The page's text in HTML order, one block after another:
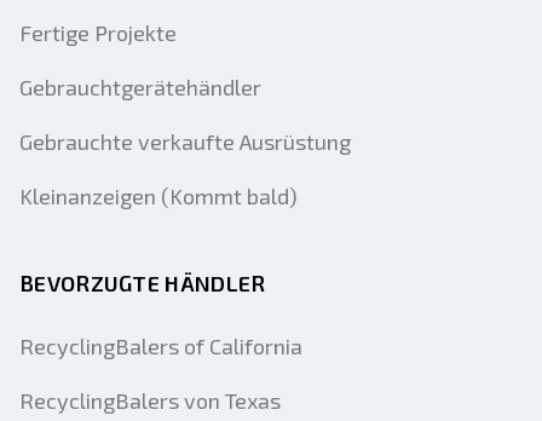
Fertige Projekte
Gebrauchtgerätehändler
Gebrauchte verkaufte Ausrüstung
Kleinanzeigen (Kommt bald)
BEVORZUGTE HÄNDLER
RecyclingBalers of California
RecyclingBalers von Texas